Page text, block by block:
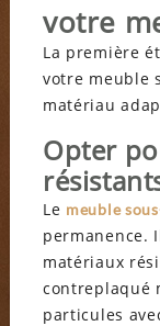
votre
La première
votre meuble
matériau
Opter
Le meuble
permanence.
matériaux
contreplaqué
particules